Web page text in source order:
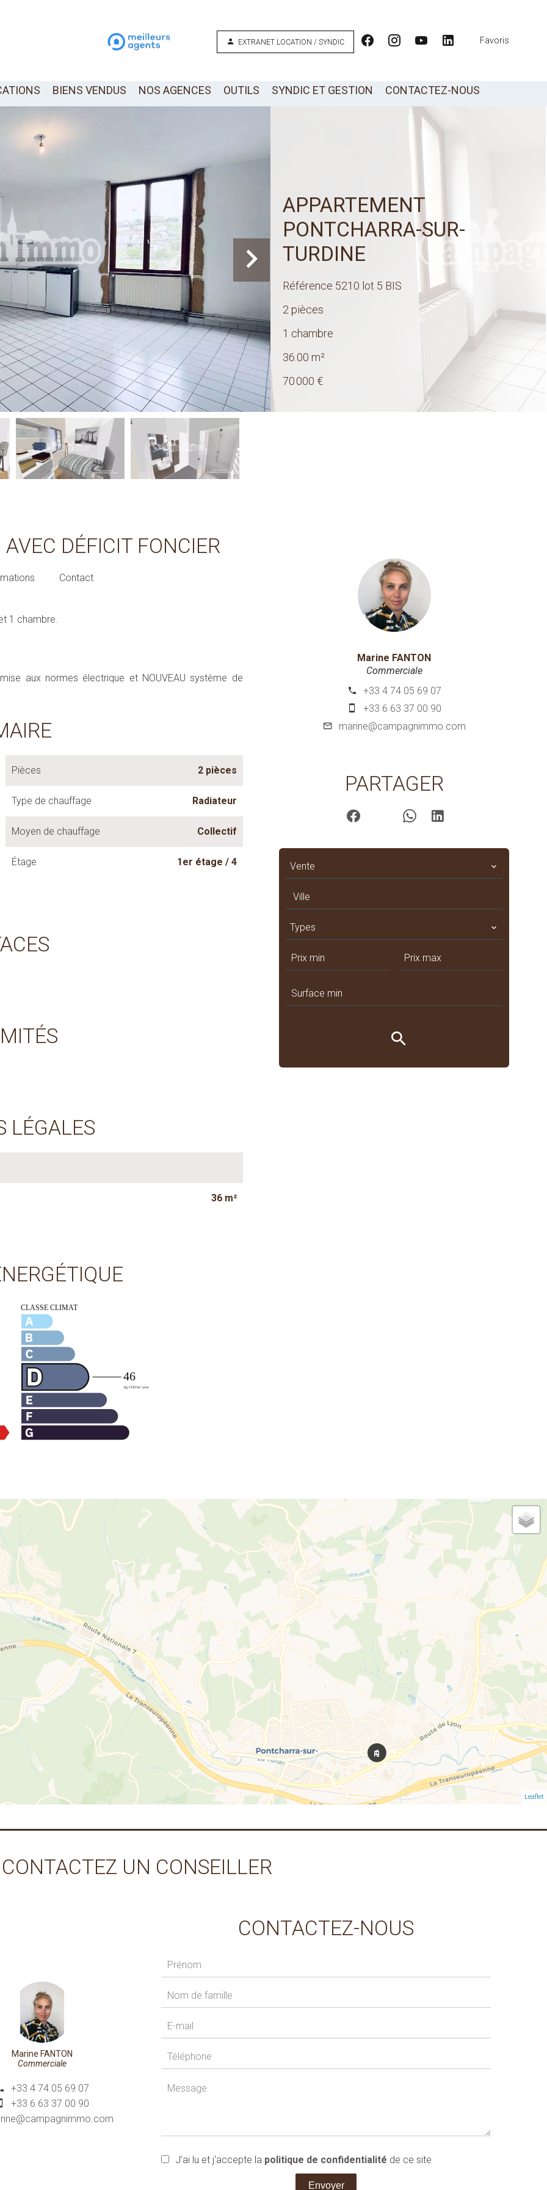
EXTRANET LOCATION / SYNDIC Favoris
BIENS VENDUS NOS AGENCES OUTILS SYNDIC ET GESTION CONTACTEZ-NOUS
APPARTEMENT
PONTCHARRA-SUR-
TURDINE
Référence 5210 lot 5 BIS
2 pièces
1 chambre
36.00 m²
70 000 €
DÉFICIT FONCIER
Contact
1 chambre.
aux normes électrique et NOUVEAU système de
Pièces 2 pièces
Type de chauffage Radiateur
Moyen de chauffage Collectif
Étage 1er étage / 4
LÉGALES
36 m²
Marine FANTON
Commerciale
+33 4 74 05 69 07
+33 6 63 37 00 90
marine@campagnimmo.com
PARTAGER
Vente
Ville
Types
Leaflet
CONTACTEZ UN CONSEILLER
Marine FANTON
Commerciale
+33 4 74 05 69 07
+33 6 63 37 00 90
CONTACTEZ-NOUS
J’ai lu et j'accepte la politique de confidentialité de ce site
Envoyer